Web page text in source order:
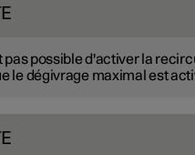
pas possible d'activer la
le dégivrage maximal est